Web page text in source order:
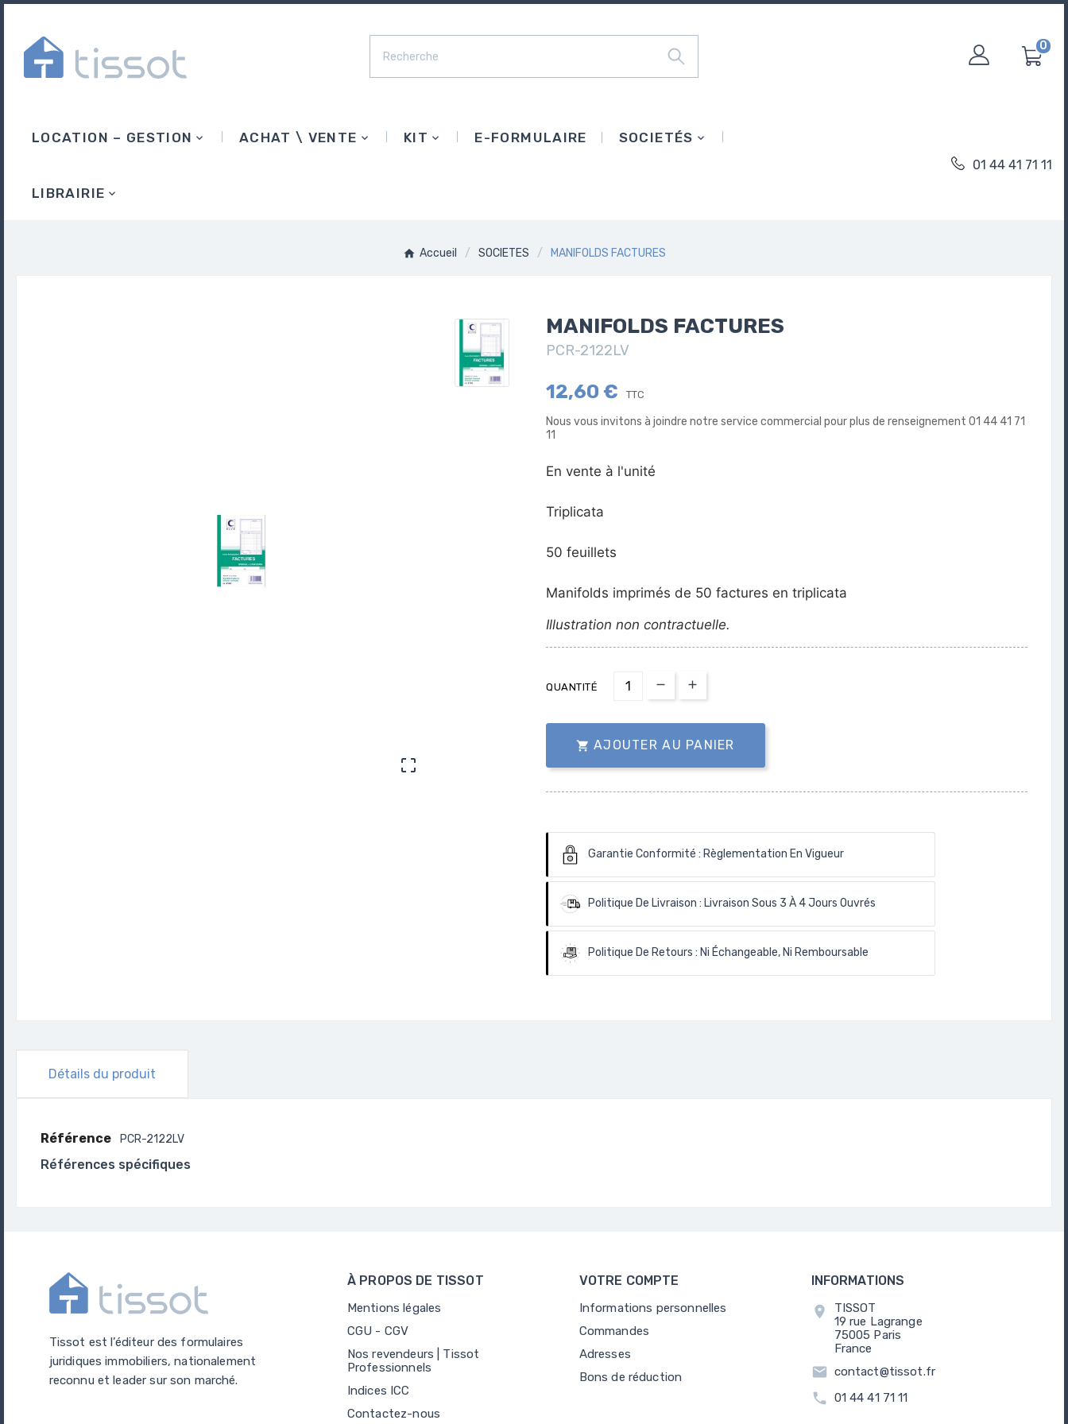
0
LOCATION – GESTION ACHAT \ VENTE KIT E-FORMULAIRE SOCIETÉS
LIBRAIRIE
01 44 41 71 11
Accueil SOCIETES MANIFOLDS FACTURES

MANIFOLDS FACTURES
PCR-2122LV
12,60 € TTC
Nous vous invitons à joindre notre service commercial pour plus de renseignement 01 44 41 71
11
En vente à l'unité
Triplicata
50 feuillets
Manifolds imprimés de 50 factures en triplicata
Illustration non contractuelle.
QUANTITÉ
 AJOUTER AU PANIER
Garantie Conformité : Règlementation En Vigueur
Politique De Livraison : Livraison Sous 3 À 4 Jours Ouvrés
Politique De Retours : Ni Échangeable, Ni Remboursable
Détails du produit
Référence PCR-2122LV
Références spécifiques
Tissot est l’éditeur des formulaires
juridiques immobiliers, nationalement
reconnu et leader sur son marché.
À PROPOS DE TISSOT
Mentions légales
CGU - CGV
Nos revendeurs | Tissot
Professionnels
Indices ICC
Contactez-nous
VOTRE COMPTE
Informations personnelles
Commandes
Adresses
Bons de réduction
INFORMATIONS
location_on
TISSOT
19 rue Lagrange
75005 Paris
France
email contact@tissot.fr
call 01 44 41 71 11